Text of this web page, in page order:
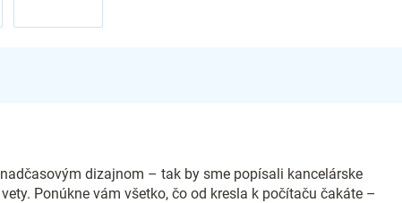
dizajnom – tak by sme popísali kancelárske
Ponúkne vám všetko, čo od kresla k počítaču čakáte –